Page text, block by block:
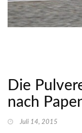
Die
nach
Juli 14, 2015